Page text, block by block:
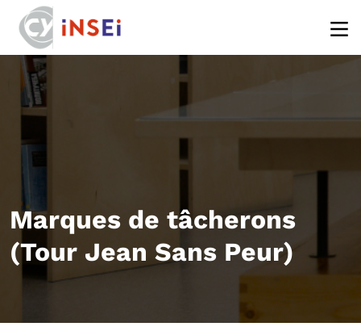
Marques de tâcherons
(Tour Jean Sans Peur)